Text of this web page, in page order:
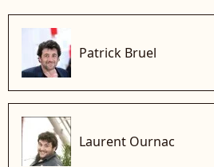
Patrick Bruel
Laurent Ournac